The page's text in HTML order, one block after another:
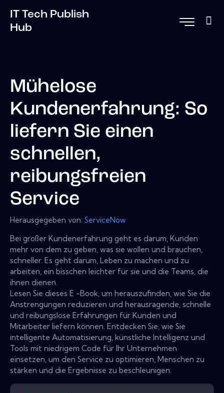
IT Tech Publish
Hub
Mühelose
Kundenerfahrung: So
liefern Sie einen
schnellen,
reibungsfreien
Service
Herausgegeben von: ServiceNow
Bei großer Kundenerfahrung geht es darum, Kunden
mehr von dem zu geben, was sie wollen und brauchen,
schneller. Es geht darum, Leben zu machen und zu
arbeiten, ein bisschen leichter für sie und die Teams, die
ihnen dienen.
Lesen Sie dieses E -Book, um herauszufinden, wie Sie die
Anstrengungen reduzieren und herausragende, schnelle
und reibungslose Erfahrungen für Kunden und
Mitarbeiter liefern können. Entdecken Sie, wie Sie
intelligente Automatisierung, künstliche Intelligenz und
Tools mit niedrigem Code für Ihr Unternehmen
einsetzen, um den Service zu optimieren, Menschen zu
stärken und die Ergebnisse zu beschleunigen.